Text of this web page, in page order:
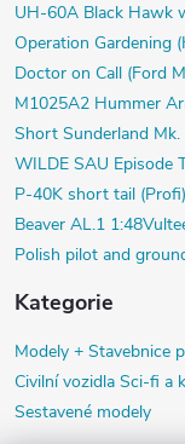
UH-60A Black Hawk
Operation Gardening
Doctor on Call (Ford
M1025A2 Hummer
Short Sunderland
WILDE SAU Episode
P-40K short tail
Beaver AL.1 1:48
Polish pilot and
Kategorie
Modely + Stavebnice
Civilní vozidla Sci-fi a
Sestavené modely